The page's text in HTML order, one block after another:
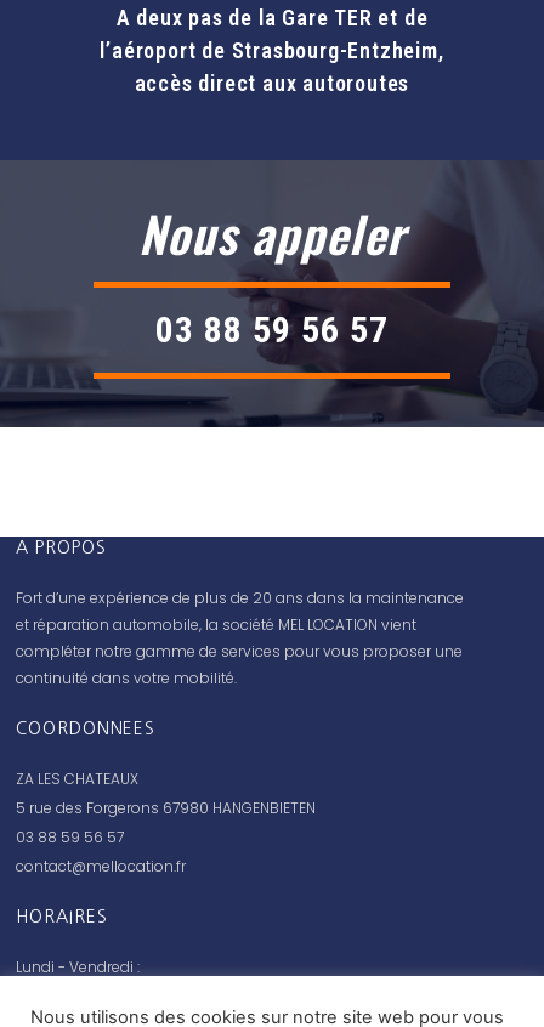
A deux pas de la Gare TER et de
l’aéroport de Strasbourg-Entzheim,
accès direct aux autoroutes
Nous appeler
03 88 59 56 57
A PROPOS
Fort d’une expérience de plus de 20 ans dans la maintenance
et réparation automobile, la société MEL LOCATION vient
compléter notre gamme de services pour vous proposer une
continuité dans votre mobilité.
COORDONNEES
ZA LES CHATEAUX
5 rue des Forgerons 67980 HANGENBIETEN
03 88 59 56 57
contact@mellocation.fr
HORAIRES
Lundi - Vendredi :
Nous utilisons des cookies sur notre site web pour vous